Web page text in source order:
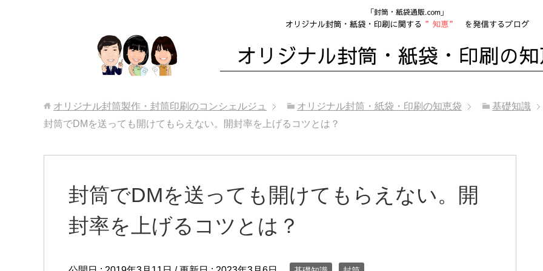
オリジナル封筒製作・封筒印刷のコンシェルジュ オリジナル封筒・紙袋・印刷の知恵袋
基礎知識
封筒でDMを送っても開けてもらえない。開封率を上げるコツとは？
封筒でDMを送っても開けてもらえない。開
封率を上げるコツとは？